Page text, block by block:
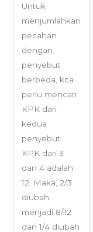
Untuk
menjumlahkan
pecahan
dengan
penyebut
berbeda, kita
perlu mencari
KPK dari
kedua
penyebut.
KPK dari 3
dan 4 adalah
12. Maka, 2/3
diubah
menjadi 8/12
dan 1/4 diubah